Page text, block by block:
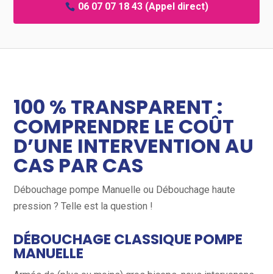
06 07 07 18 43(Appel direct)
100 % TRANSPARENT :
COMPRENDRE LE COÛT
D’UNE INTERVENTION AU
CAS PAR CAS
Débouchage pompe Manuelle ou Débouchage haute
pression ? Telle est la question !
DÉBOUCHAGE CLASSIQUE POMPE
MANUELLE